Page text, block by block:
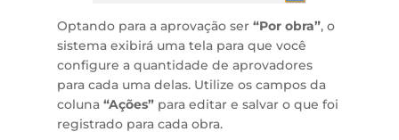
Optando para a aprovação ser “Por obra”, o
sistema exibirá uma tela para que você
configure a quantidade de aprovadores
para cada uma delas. Utilize os campos da
coluna “Ações” para editar e salvar o que foi
registrado para cada obra.